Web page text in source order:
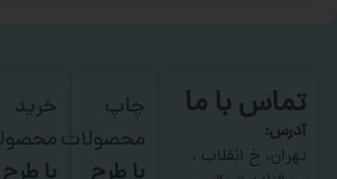
تماس با ما
آدرس:
تهران، خ انقلاب ،
چاپ
محصولات
خرید